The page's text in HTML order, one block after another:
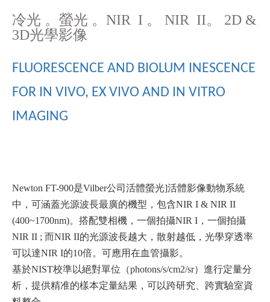
冷光 。螢光 。 NIR I 。 NIR II。 2D &
3D光學影像
FLUORESCENCE AND BIOLUM INESCENCE
FOR IN VIVO, EX VIVO AND IN VITRO
IMAGING
Newton FT-900是Vilber公司 活體螢光]活體影像動物系統
中，可涵蓋光源波長最廣的機型，包含NIR I & NIR II
(400~1700nm)。 搭配雙相機，一個拍攝NIR I ，一個拍攝
NIR II ; 而NIR II的光源波長越大，散射越低，光學穿透率
可以達NIR I的10倍。可應用在血管攝影。
基於NIST校準以絕對單位（photons/s/cm2/sr）進行定量分
析，提供精准的樣本定量結果，可以跨研究、跨實驗室資